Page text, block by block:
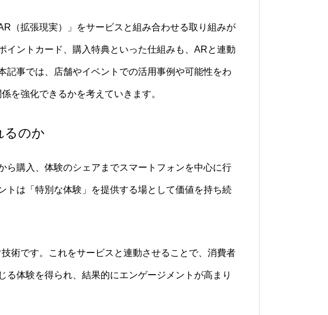
（拡張現実）」をサービスと組み合わせる取り組みが
イントカード、購入特典といった仕組みも、ARと連動
記事では、店舗やイベントでの活用事例や可能性をわ
を強化できるかを考えていきます。
るのか
ら購入、体験のシェアまでスマートフォンを中心に行
トは「特別な体験」を提供する場として価値を持ち続
術です。これをサービスと連動させることで、消費者
体験を得られ、結果的にエンゲージメントが高まり